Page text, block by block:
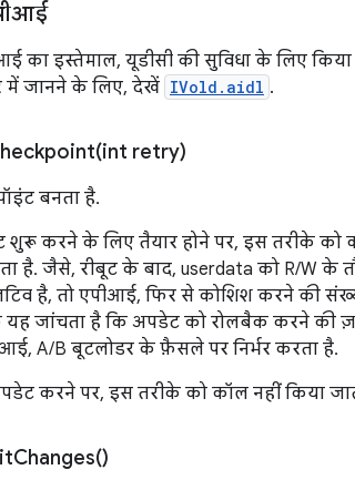
का इस्तेमाल, यूडीसी की सुविधा के लिए
में जानने के लिए, देखें IVold.aidl .
int retry)
बनता है.
शुरू करने के लिए तैयार होने पर, इस तरीके
है. जैसे, रीबूट के बाद, userdata को R/W के
है, तो एपीआई, फिर से कोशिश करने की
जांचता है कि अपडेट को रोलबैक करने की
A/B बूटलोडर के फ़ैसले पर निर्भर करता है.
करने पर, इस तरीके को कॉल नहीं किया
Changes()